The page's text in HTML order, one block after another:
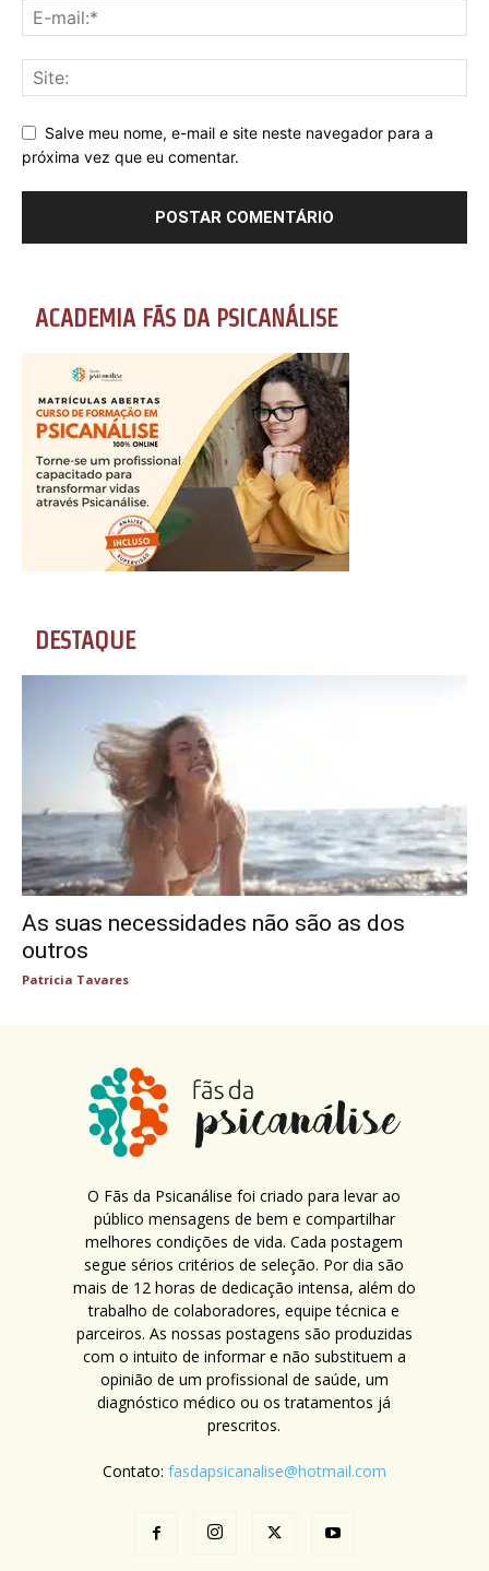
Salve meu nome, e-mail e site neste navegador para a
próxima vez que eu comentar.
ACADEMIA FÃS DA PSICANÁLISE
DESTAQUE
As suas necessidades não são as dos
outros
Patricia Tavares
O Fãs da Psicanálise foi criado para levar ao
público mensagens de bem e compartilhar
melhores condições de vida. Cada postagem
segue sérios critérios de seleção. Por dia são
mais de 12 horas de dedicação intensa, além do
trabalho de colaboradores, equipe técnica e
parceiros. As nossas postagens são produzidas
com o intuito de informar e não substituem a
opinião de um profissional de saúde, um
diagnóstico médico ou os tratamentos já
prescritos.
Contato: fasdapsicanalise@hotmail.com